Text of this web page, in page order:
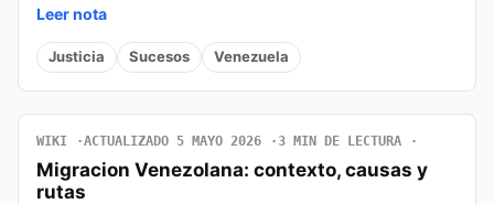
Leer nota
Justicia Sucesos Venezuela
WIKI ACTUALIZADO 5 MAYO 2026 3 MIN DE LECTURA
Migracion Venezolana: contexto, causas y
rutas